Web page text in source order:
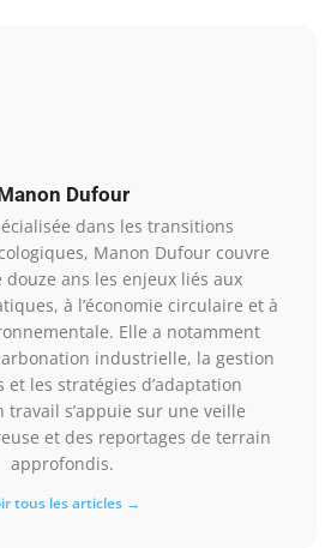
Dufour
dans les transitions
Manon Dufour couvre
ans les enjeux liés aux
à l’économie circulaire et à
Elle a notamment
industrielle, la gestion
et les stratégies d’adaptation
s’appuie sur une veille
et des reportages de terrain
approfondis.
tous les articles →